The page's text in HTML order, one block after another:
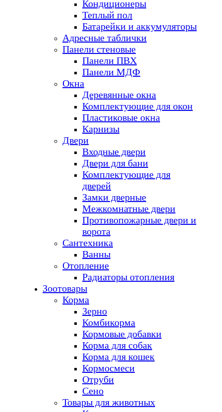
Кондиционеры
Теплый пол
Батарейки и аккумуляторы
Адресные таблички
Панели стеновые
Панели ПВХ
Панели МДФ
Окна
Деревянные окна
Комплектующие для окон
Пластиковые окна
Карнизы
Двери
Входные двери
Двери для бани
Комплектующие для
дверей
Замки дверные
Межкомнатные двери
Противопожарные двери и
ворота
Сантехника
Ванны
Отопление
Радиаторы отопления
Зоотовары
Корма
Зерно
Комбикорма
Кормовые добавки
Корма для собак
Корма для кошек
Кормосмеси
Отруби
Сено
Товары для животных